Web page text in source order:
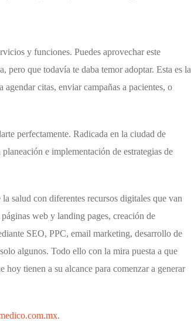
y funciones. Puedes aprovechar este
pero que todavía te daba temor adoptar. Esta es la
citas, enviar campañas a pacientes, o
perfectamente. Radicada en la ciudad de
e implementación de estrategias de
salud con diferentes recursos digitales que van
web y landing pages, creación de
SEO, PPC, email marketing, desarrollo de
algunos. Todo ello con la mira puesta a que
tienen a su alcance para comenzar a generar
.